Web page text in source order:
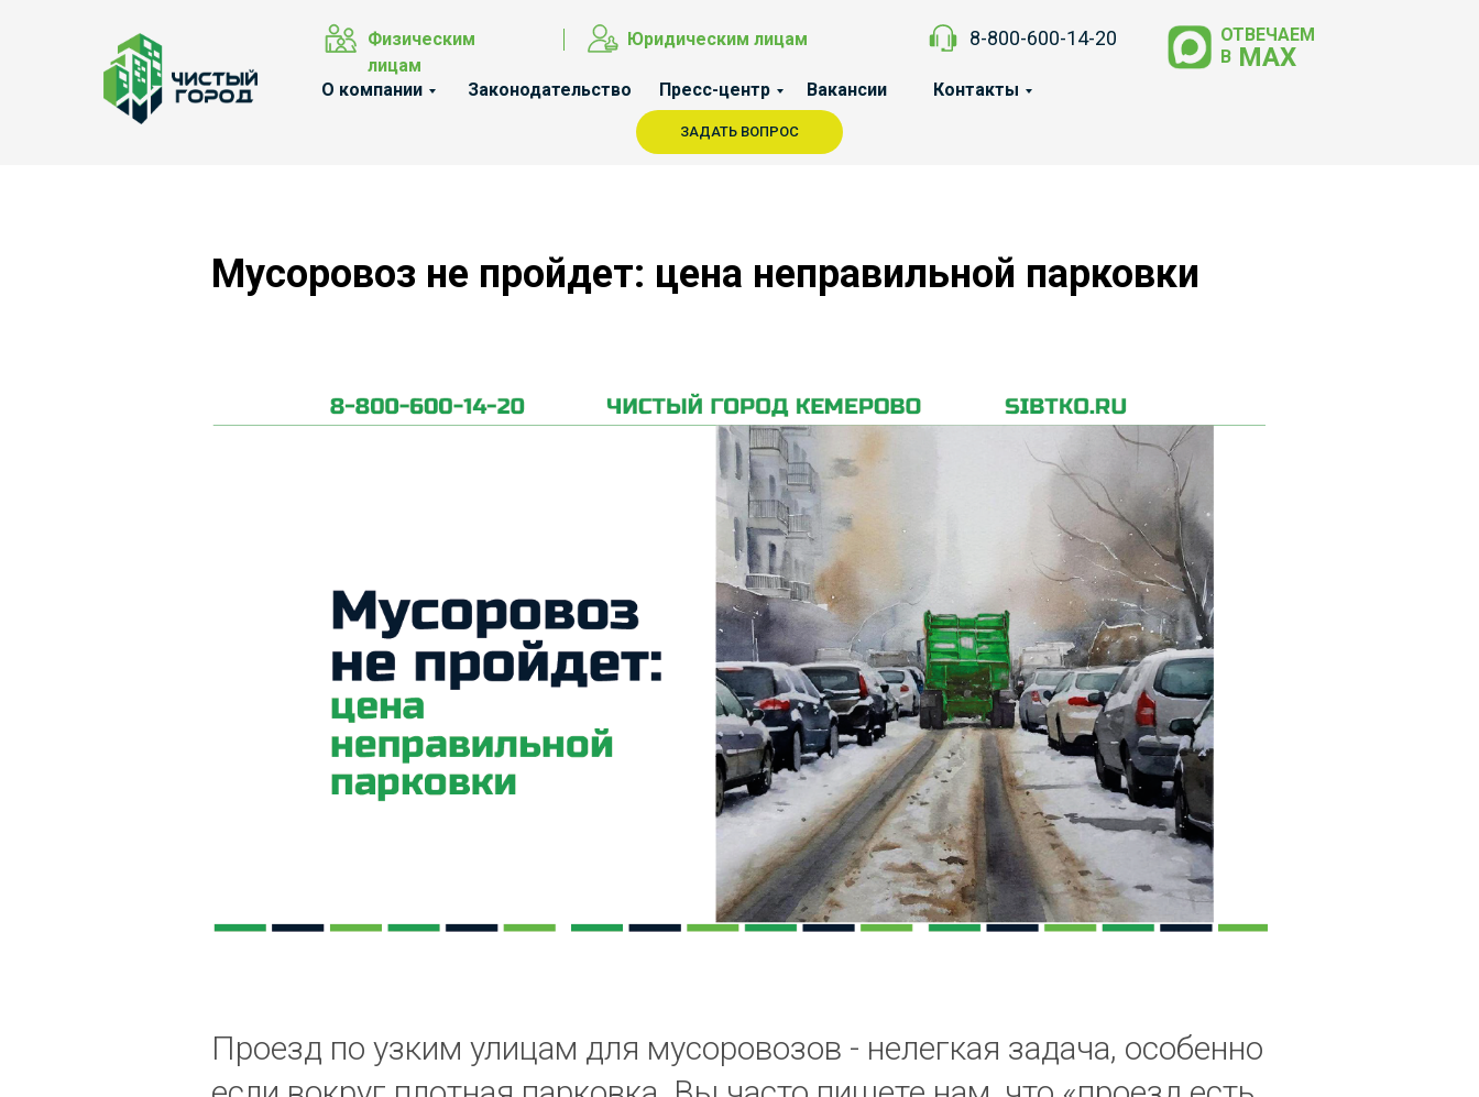
ЗАДАТЬ ВОПРОС
О компании Законодательство Вакансии
Пресс-центр Контакты
Физическим
лицам
Юридическим лицам 8-800-600-14-20
ОТВЕЧАЕМ
В МАХ
Мусоровоз не пройдет: цена неправильной парковки
Проезд по узким улицам для мусоровозов - нелегкая задача, особенно